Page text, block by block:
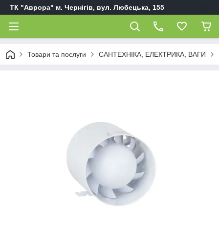
ТК "Аврора" м. Чернігів, вул. Любецька, 155
Товари та послуги САНТЕХНІКА, ЕЛЕКТРИКА, ВАГИ